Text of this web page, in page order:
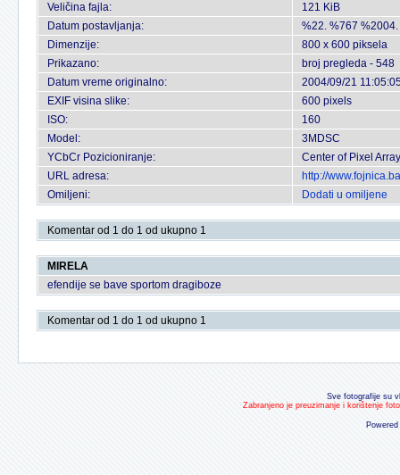
Veličina fajla:
121 KiB
Datum postavljanja:
%22. %767 %2004.
Dimenzije:
800 x 600 piksela
Prikazano:
broj pregleda - 548
Datum vreme originalno:
2004/09/21
EXIF visina slike:
600 pixels
ISO:
160
Model:
3MDSC
YCbCr Pozicioniranje:
Center of Pixel Array
URL adresa:
http://
Omiljeni:
Dodati u omiljene
Komentar od 1 do 1 od ukupno 1
MIRELA
efendije se bave sportom dragiboze
Komentar od 1 do 1 od ukupno 1
Sve fotografije su
Zabranjeno je preuzimanje i korištenje